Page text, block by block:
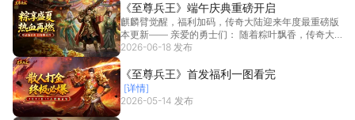
《至尊兵王》端午庆典重磅开启
麒麟臂觉醒，福利加码，传奇大陆迎来年度最重磅版
本更新—— 亲爱的勇士们： 随着粽叶飘香，传奇大
陆也迎... [详情]
2026-06-18 发布
《至尊兵王》首发福利一图看完
[详情]
2026-05-14 发布